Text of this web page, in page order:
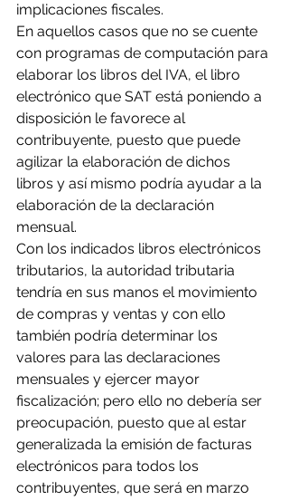
implicaciones fiscales.
En aquellos casos que no se cuente
con programas de computación para
elaborar los libros del IVA, el libro
electrónico que SAT está poniendo a
disposición le favorece al
contribuyente, puesto que puede
agilizar la elaboración de dichos
libros y así mismo podría ayudar a la
elaboración de la declaración
mensual.
Con los indicados libros electrónicos
tributarios, la autoridad tributaria
tendría en sus manos el movimiento
de compras y ventas y con ello
también podría determinar los
valores para las declaraciones
mensuales y ejercer mayor
fiscalización; pero ello no debería ser
preocupación, puesto que al estar
generalizada la emisión de facturas
electrónicos para todos los
contribuyentes, que será en marzo